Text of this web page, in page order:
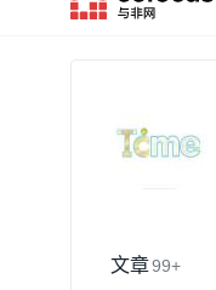
文章99+